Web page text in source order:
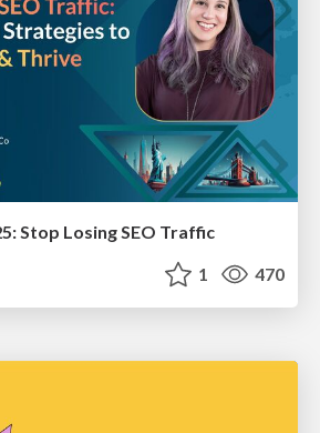
Stop Losing SEO Traffic
1 470